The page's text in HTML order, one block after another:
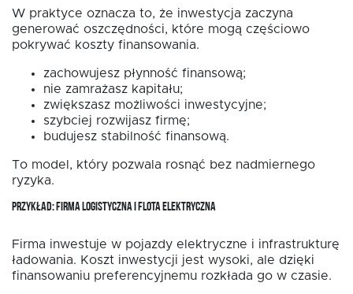
W praktyce oznacza to, że inwestycja zaczyna
generować oszczędności, które mogą częściowo
pokrywać koszty finansowania.
zachowujesz płynność finansową;
nie zamrażasz kapitału;
zwiększasz możliwości inwestycyjne;
szybciej rozwijasz firmę;
budujesz stabilność finansową.
To model, który pozwala rosnąć bez nadmiernego
ryzyka.
PRZYKŁAD: FIRMA LOGISTYCZNA I FLOTA ELEKTRYCZNA
Firma inwestuje w pojazdy elektryczne i infrastrukturę
ładowania. Koszt inwestycji jest wysoki, ale dzięki
finansowaniu preferencyjnemu rozkłada go w czasie.